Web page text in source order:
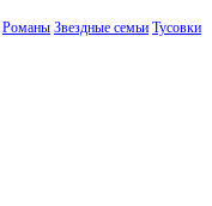
Романы Звездные семьи Тусовки